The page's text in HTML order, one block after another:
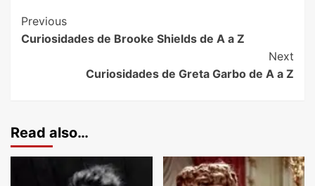
Previous
Curiosidades de Brooke Shields de A a Z
Next
Curiosidades de Greta Garbo de A a Z
Read also…